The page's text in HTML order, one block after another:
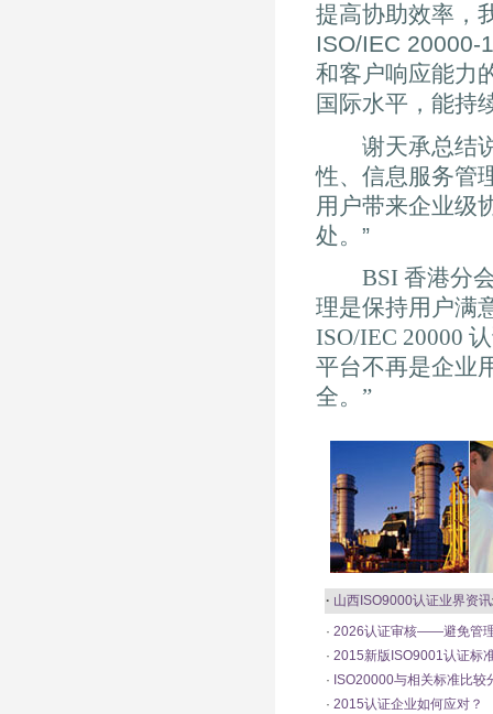
提高协助效率，
ISO/IEC 20000-
和客户响应能力
国际水平，能持
谢天承总结说
性、信息服务管
用户带来企业级
处。”
BSI 香港分会
理是保持用户满
ISO/IEC 20000
平台不再是企业
全。”
· 山西ISO9000认证业界资讯
· 2026认证审核——避免管
· 2015新版ISO9001认证标
· ISO20000与相关标准比较
· 2015认证企业如何应对？